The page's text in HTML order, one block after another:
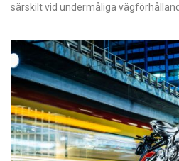
särskilt vid undermåliga